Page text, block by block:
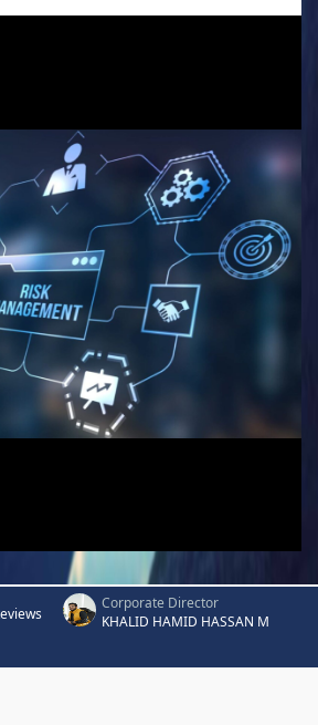
Corporate Director
KHALID HAMID HASSAN M